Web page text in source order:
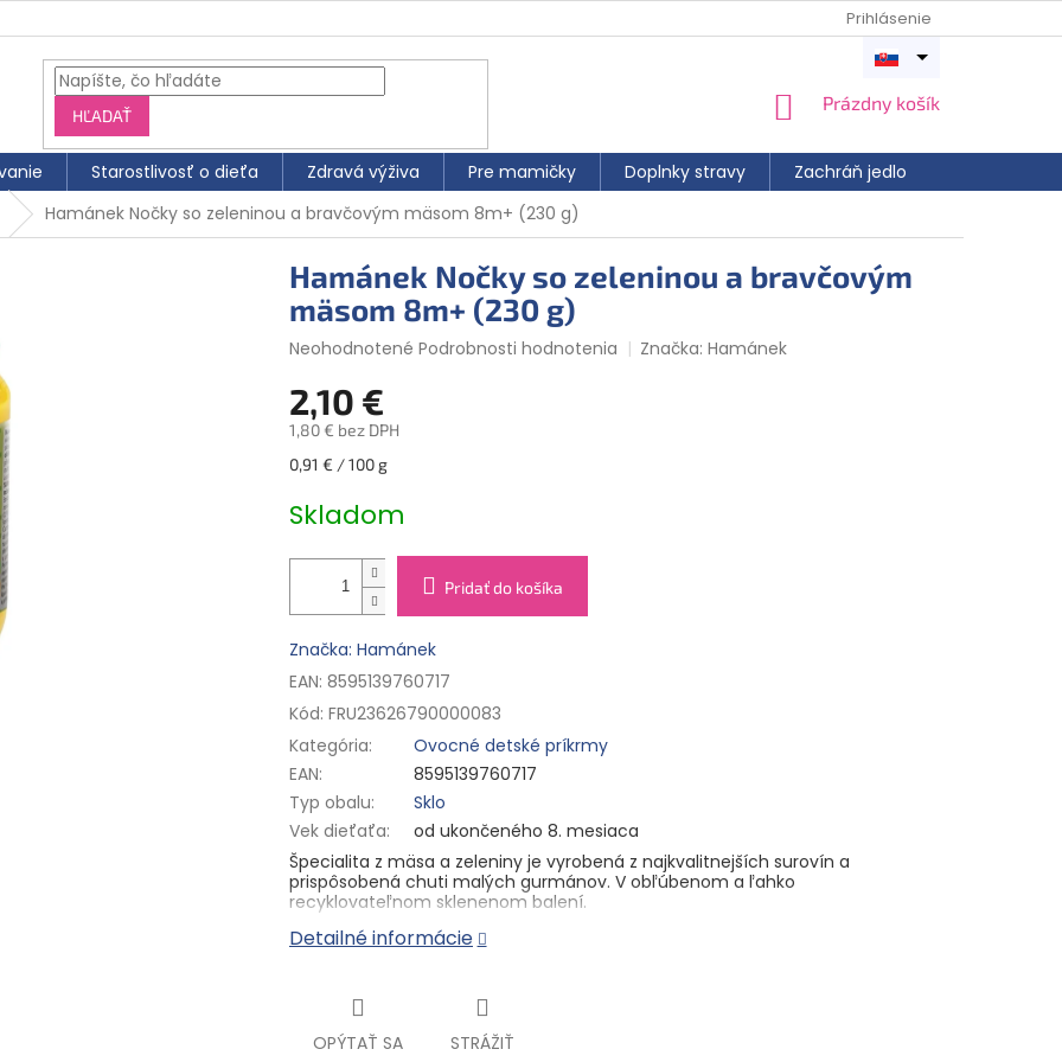
Prihlásenie
HĽADAŤ
NÁKUPNÝ
Prázdny košík
Starostlivosť o dieťa Zdravá výživa Pre mamičky Doplnky stravy Zachráň jedlo
Otvoriť
Hamánek Nočky so zeleninou a bravčovým mäsom 8m+ (230 g)
Hamánek Nočky so zeleninou a bravčovým
mäsom 8m+ (230 g)
Priemerné
produktu
je
0,0
z
hviezdičiek.
Neohodnotené Podrobnosti hodnotenia Značka:Hamánek
2,10 €
1,80 € bez DPH
Jednotková
0,91 € / 100 g
Skladom
Pridať do košíka
Značka: Hamánek
EAN: 8595139760717
Kód: FRU23626790000083
Kategória:
Ovocné detské príkrmy
EAN:
8595139760717
Typ obalu:
Sklo
Vek dieťaťa:
od ukončeného 8. mesiaca
Špecialita z mäsa a zeleniny je vyrobená z najkvalitnejších surovín a
prispôsobená chuti malých gurmánov. V obľúbenom a ľahko
recyklovateľnom sklenenom balení.
Zloženie:Voda, mrkva (22,5 %), zemiakové pyré (voda, sušené zemiakové
koncentrát.
Benefity
Jemná chuť
Detailné informácie
OPÝTAŤ SA STRÁŽIŤ